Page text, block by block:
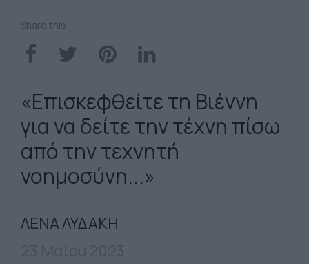
Share this
«Επισκεφθείτε τη Βιέννη
για να δείτε την τέχνη πίσω
από την τεχνητή
νοημοσύνη...»
ΛΕΝΑ ΛΥΔΑΚΗ